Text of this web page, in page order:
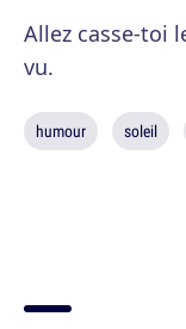
Allez casse-toi
vu.
humour soleil